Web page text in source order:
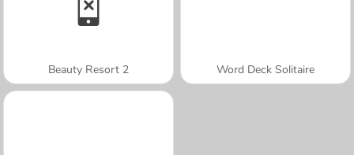
Beauty Resort 2 Word Deck Solitaire